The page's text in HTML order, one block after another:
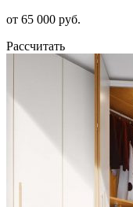
от 65 000 руб.
Рассчитать